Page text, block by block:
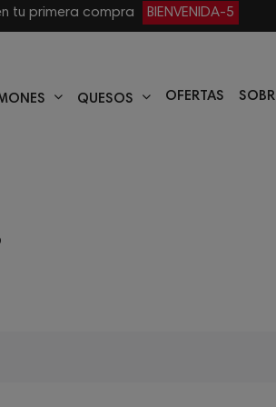
tu primera compra BIENVENIDA-5
QUESOS OFERTAS